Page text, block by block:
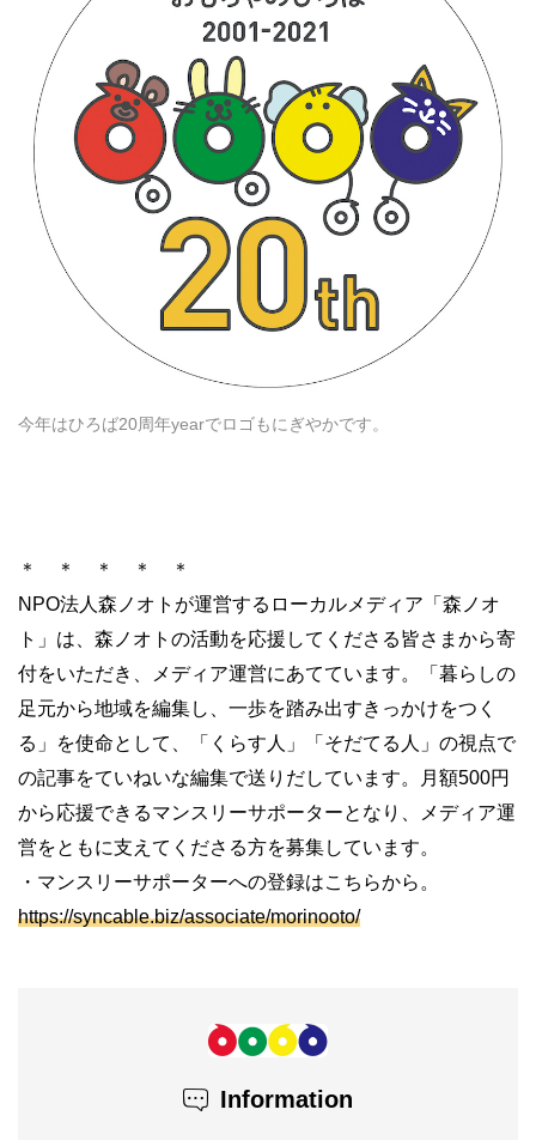
今年はひろば20周年yearでロゴもにぎやかです。
＊ ＊ ＊ ＊ ＊
NPO法人森ノオトが運営するローカルメディア「森ノオ
ト」は、森ノオトの活動を応援してくださる皆さまから寄
付をいただき、メディア運営にあてています。「暮らしの
足元から地域を編集し、一歩を踏み出すきっかけをつく
る」を使命として、「くらす人」「そだてる人」の視点で
の記事をていねいな編集で送りだしています。月額500円
から応援できるマンスリーサポーターとなり、メディア運
営をともに支えてくださる方を募集しています。
・マンスリーサポーターへの登録はこちらから。
https://syncable.biz/associate/morinooto/
Information